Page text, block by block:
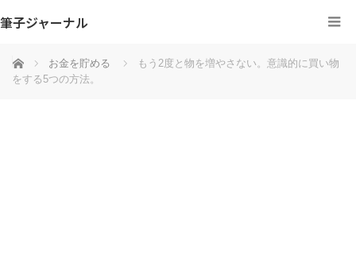
筆子ジャーナル
ホーム お金を貯める
もう2度と物を増やさない。意識的に買い物
をする5つの方法。